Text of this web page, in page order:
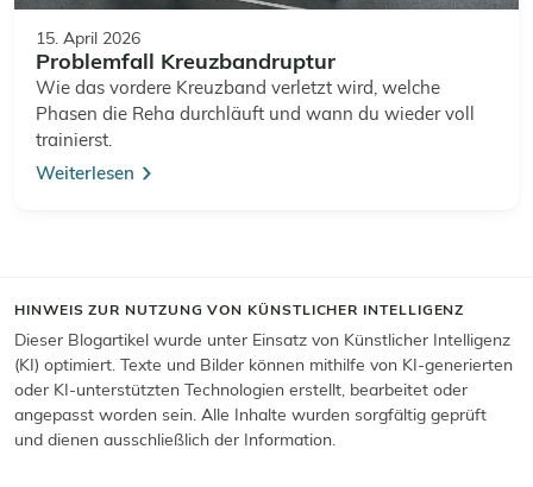
15. April 2026
Problemfall Kreuzbandruptur
Wie das vordere Kreuzband verletzt wird, welche
Phasen die Reha durchläuft und wann du wieder voll
trainierst.
Weiterlesen
HINWEIS ZUR NUTZUNG VON KÜNSTLICHER INTELLIGENZ
Dieser Blogartikel wurde unter Einsatz von Künstlicher Intelligenz
(KI) optimiert. Texte und Bilder können mithilfe von KI-generierten
oder KI-unterstützten Technologien erstellt, bearbeitet oder
angepasst worden sein. Alle Inhalte wurden sorgfältig geprüft
und dienen ausschließlich der Information.